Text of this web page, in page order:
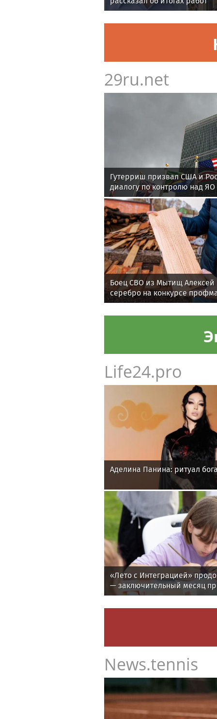
29ru.net
Гутерриш призвал США и
диалогу по контролю над ЯО
Боец СВО из Мытищ Алексей
серебро на конкурсе
Life24.pro
Аделина Панина: ритуал
«Лето с Интеграцией»
— заключительный месяц
News.tennis